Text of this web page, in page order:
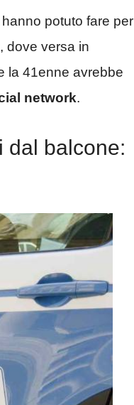
potuto fare per
, dove versa in
la 41enne avrebbe
network.
dal balcone: